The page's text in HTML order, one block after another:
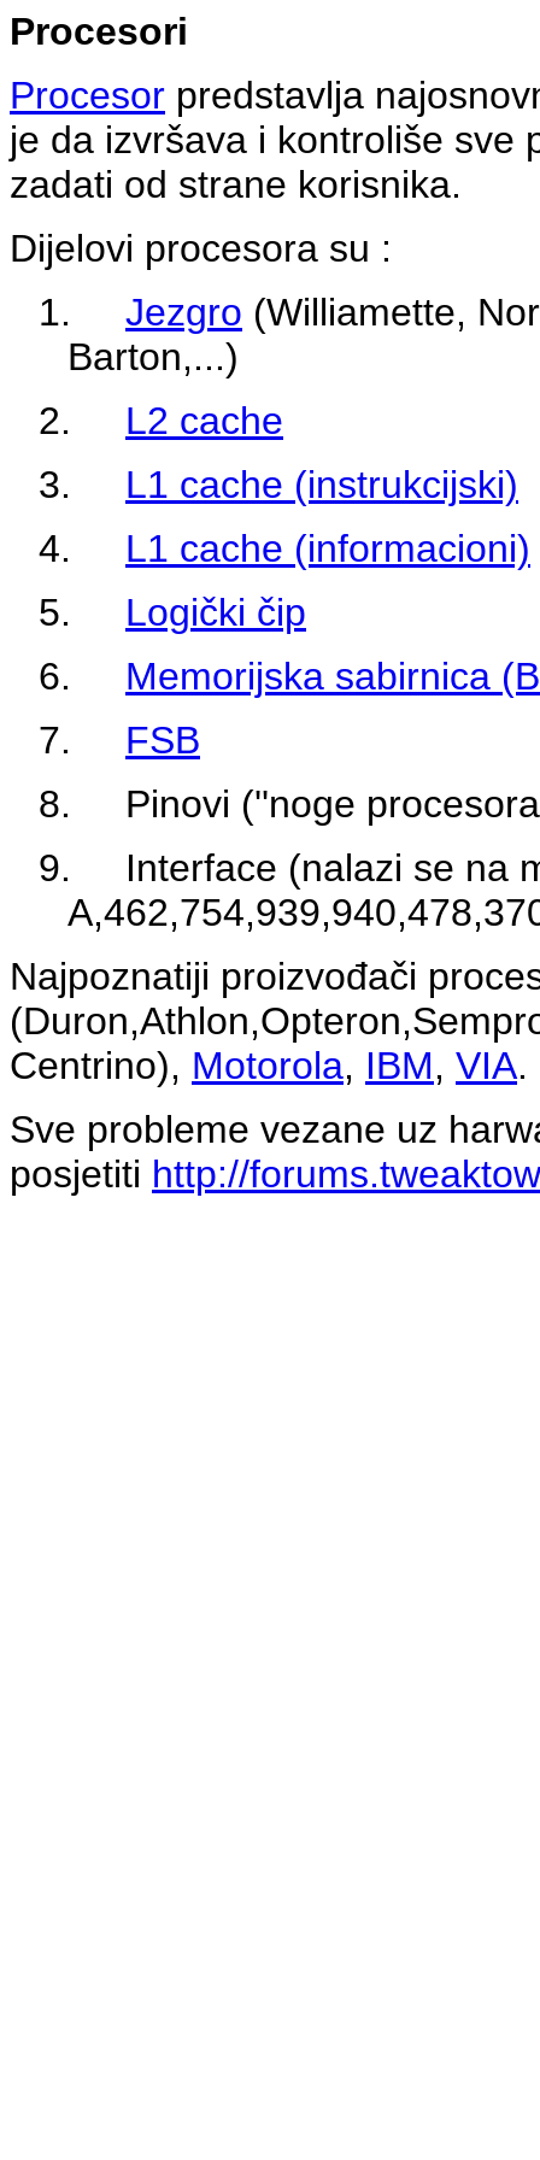
Procesori
Procesor predstavlja
je da izvršava i kontroliše sve
zadati od strane korisnika.
Dijelovi procesora su :
1.
Jezgro (Williamette,
Barton,...)
2.
L2 cache
3.
L1 cache (instrukcijski)
4.
L1 cache (informacioni)
5.
Logički čip
6.
Memorijska sabirnica
7.
FSB
8.
Pinovi (''noge
9.
Interface (nalazi se na
Najpoznatiji proizvođači
Centrino), Motorola, IBM, VIA.
Sve probleme vezane uz
posjetiti http://